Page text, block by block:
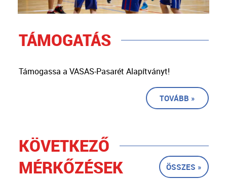
TÁMOGATÁS
Támogassa a VASAS-Pasarét Alapítványt!
TOVÁBB »
KÖVETKEZŐ
MÉRKŐZÉSEK
ÖSSZES »